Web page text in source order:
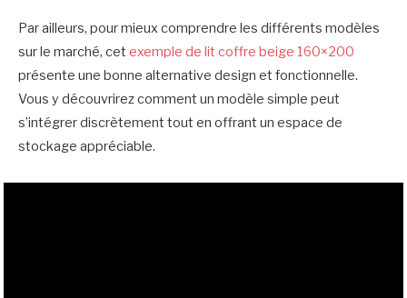
Par ailleurs, pour mieux comprendre les différents modèles
sur le marché, cet exemple de lit coffre beige 160×200
présente une bonne alternative design et fonctionnelle.
Vous y découvrirez comment un modèle simple peut
s’intégrer discrètement tout en offrant un espace de
stockage appréciable.